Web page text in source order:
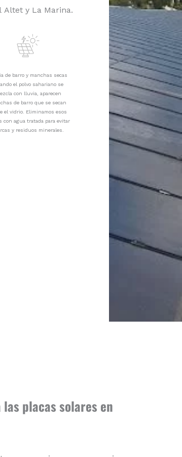
Altet y La Marina.
de barro y manchas secas
el polvo sahariano se
con lluvia, aparecen
de barro que se secan
el vidrio. Eliminamos esos
con agua tratada para evitar
y residuos minerales.
placas solares en